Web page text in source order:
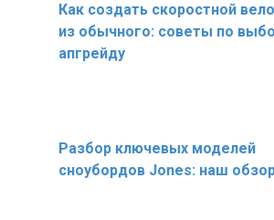
Как создать скоростной
из обычного: советы по
апгрейду
Разбор ключевых моделей
сноубордов Jones: наш